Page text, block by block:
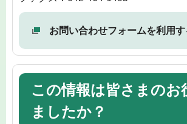
お問い合わせフォームを利用す
この情報は皆さまのお
ましたか？